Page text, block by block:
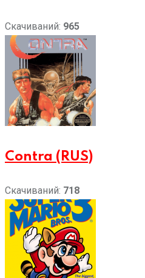
Скачиваний: 965
Contra (RUS)
Скачиваний: 718